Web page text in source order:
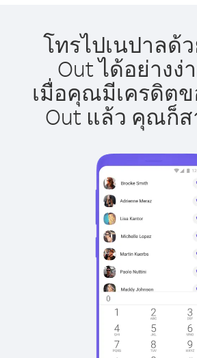
โทรไปเนปาลด้
Out ได้อย่างง่
เมื่อคุณมีเครดิตข
Out แล้ว คุณก็ส